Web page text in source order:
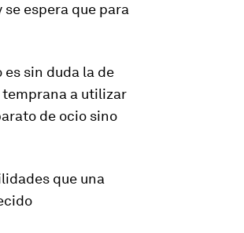
se espera que para
sin duda la de
temprana a utilizar
de ocio sino
que una